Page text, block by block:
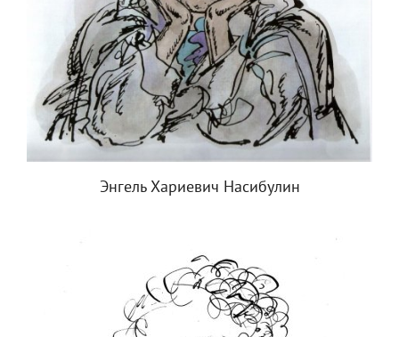
Энгель Хариевич Насибулин